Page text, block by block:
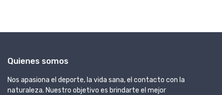
Quienes somos
Nos apasiona el deporte, la vida sana, el contacto con la
naturaleza. Nuestro objetivo es brindarte el mejor